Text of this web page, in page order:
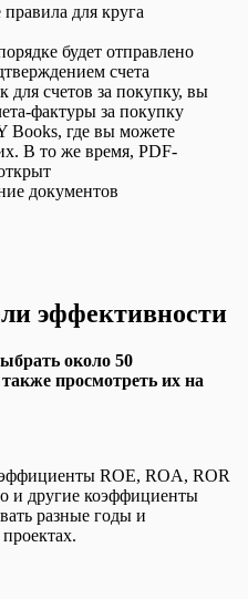
для круга
будет отправлено
счета
счетов за покупку, вы
фактуры за покупку
Books, где вы можете
В то же время, PDF-
документов
эффективности
около 50
просмотреть их на
ROE, ROA, ROR
и другие коэффициенты
разные годы и